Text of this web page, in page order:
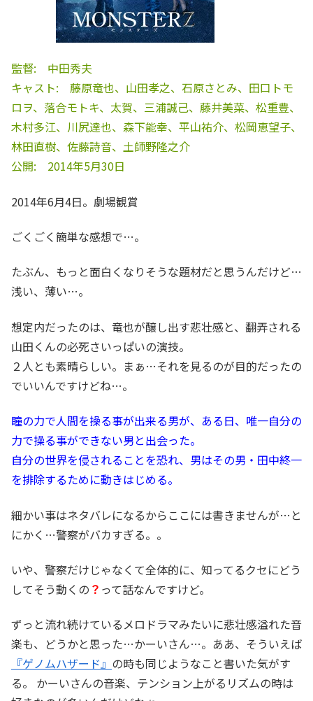
監督: 中田秀夫
キャスト: 藤原竜也、山田孝之、石原さとみ、田口トモ
ロヲ、落合モトキ、太賀、三浦誠己、藤井美菜、松重豊、
木村多江、川尻達也、森下能幸、平山祐介、松岡恵望子、
林田直樹、佐藤詩音、土師野隆之介
公開: 2014年5月30日
2014年6月4日。劇場観賞
ごくごく簡単な感想で…。
たぶん、もっと面白くなりそうな題材だと思うんだけど…
浅い、薄い…。
想定内だったのは、竜也が醸し出す悲壮感と、翻弄される
山田くんの必死さいっぱいの演技。
２人とも素晴らしい。まぁ…それを見るのが目的だったの
でいいんですけどね…。
瞳の力で人間を操る事が出来る男が、ある日、唯一自分の
力で操る事ができない男と出会った。
自分の世界を侵されることを恐れ、男はその男・田中終一
を排除するために動きはじめる。
細かい事はネタバレになるからここには書きませんが…と
にかく…警察がバカすぎる。。
いや、警察だけじゃなくて全体的に、知ってるクセにどう
してそう動くの ？ って話なんですけど。
ずっと流れ続けているメロドラマみたいに悲壮感溢れた音
楽も、どうかと思った…かーいさん…。ああ、そういえば
『ゲノムハザード』 の時も同じようなこと書いた気がす
る。 かーいさんの音楽、テンション上がるリズムの時は